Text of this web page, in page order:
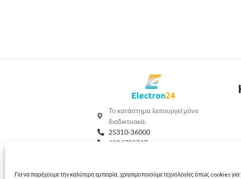
Για να παρέχουμε την καλύτερη εμπειρία, χρησιμοποιούμε τεχνολογίες όπως cookies για
Το κατάστημα λειτουργεί μόνο
διαδικτυακά.
25310-36000
6986732747
info@electron24.gr